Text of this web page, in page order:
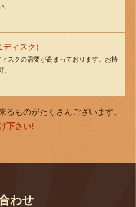
。
ディスク)
スクの需要が高まっております。お持
。
ものがたくさんございます。
下さい!
わせ